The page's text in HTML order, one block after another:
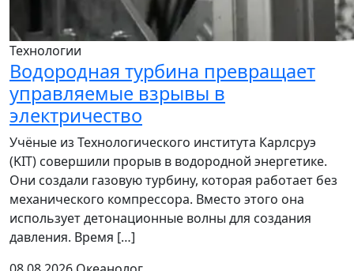
Технологии
Водородная турбина превращает
управляемые взрывы в
электричество
Учёные из Технологического института Карлсруэ
(KIT) совершили прорыв в водородной энергетике.
Они создали газовую турбину, которая работает без
механического компрессора. Вместо этого она
использует детонационные волны для создания
давления. Время […]